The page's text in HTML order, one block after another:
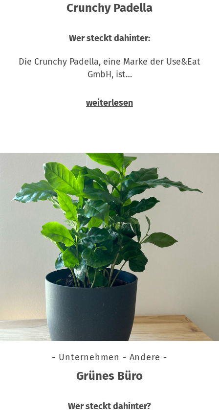
Crunchy Padella
Wer steckt dahinter:
Die Crunchy Padella, eine Marke der Use&Eat
GmbH, ist…
weiterlesen
- Unternehmen - Andere -
Grünes Büro
Wer steckt dahinter?